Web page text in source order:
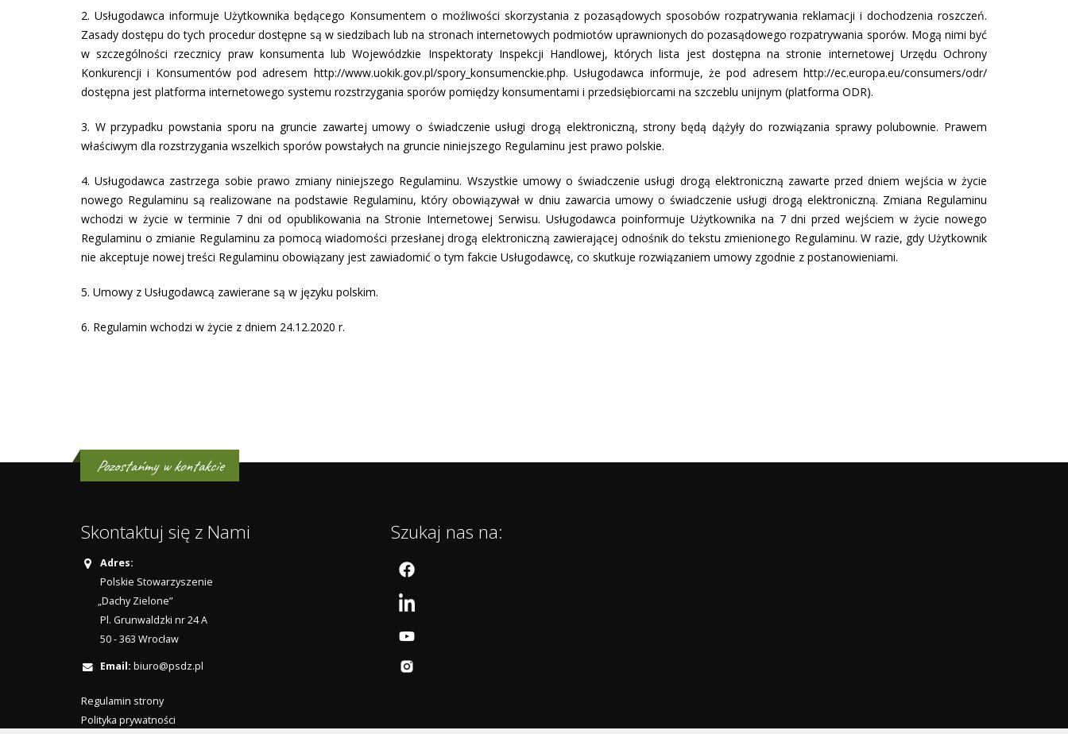
2. Usługodawca informuje Użytkownika będącego Konsumentem o możliwości skorzystania z pozasądowych sposobów rozpatrywania reklamacji i dochodzenia roszczeń.
Zasady dostępu do tych procedur dostępne są w siedzibach lub na stronach internetowych podmiotów uprawnionych do pozasądowego rozpatrywania sporów. Mogą nimi być
w szczególności rzecznicy praw konsumenta lub Wojewódzkie Inspektoraty Inspekcji Handlowej, których lista jest dostępna na stronie internetowej Urzędu Ochrony
Konkurencji i Konsumentów pod adresem http://www.uokik.gov.pl/spory_konsumenckie.php. Usługodawca informuje, że pod adresem http://ec.europa.eu/consumers/odr/
dostępna jest platforma internetowego systemu rozstrzygania sporów pomiędzy konsumentami i przedsiębiorcami na szczeblu unijnym (platforma ODR).
3. W przypadku powstania sporu na gruncie zawartej umowy o świadczenie usługi drogą elektroniczną, strony będą dążyły do rozwiązania sprawy polubownie. Prawem
właściwym dla rozstrzygania wszelkich sporów powstałych na gruncie niniejszego Regulaminu jest prawo polskie.
4. Usługodawca zastrzega sobie prawo zmiany niniejszego Regulaminu. Wszystkie umowy o świadczenie usługi drogą elektroniczną zawarte przed dniem wejścia w życie
nowego Regulaminu są realizowane na podstawie Regulaminu, który obowiązywał w dniu zawarcia umowy o świadczenie usługi drogą elektroniczną. Zmiana Regulaminu
wchodzi w życie w terminie 7 dni od opublikowania na Stronie Internetowej Serwisu. Usługodawca poinformuje Użytkownika na 7 dni przed wejściem w życie nowego
Regulaminu o zmianie Regulaminu za pomocą wiadomości przesłanej drogą elektroniczną zawierającej odnośnik do tekstu zmienionego Regulaminu. W razie, gdy Użytkownik
nie akceptuje nowej treści Regulaminu obowiązany jest zawiadomić o tym fakcie Usługodawcę, co skutkuje rozwiązaniem umowy zgodnie z postanowieniami.
5. Umowy z Usługodawcą zawierane są w języku polskim.
6. Regulamin wchodzi w życie z dniem 24.12.2020 r.
Pozostańmy w kontakcie
Skontaktuj się z Nami
Adres:
Polskie Stowarzyszenie
„Dachy Zielone”
Pl. Grunwaldzki nr 24 A
50 - 363 Wrocław
Email: biuro@psdz.pl
Regulamin strony
Polityka prywatności
Szukaj nas na: